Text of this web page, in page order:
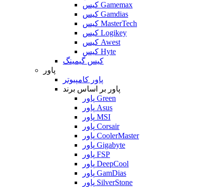
کیس Gamemax
کیس Gamdias
کیس MasterTech
کیس Logikey
کیس Awest
کیس Hyte
کیس گیمینگ
پاور
پاور کامپیوتر
پاور بر اساس برند
پاور Green
پاور Asus
پاور MSI
پاور Corsair
پاور CoolerMaster
پاور Gigabyte
پاور FSP
پاور DeepCool
پاور GamDias
پاور SilverStone